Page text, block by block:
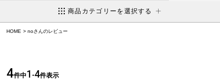
商品カテゴリーを選択する
HOME noさんのレビュー
4件中1 -4件表示